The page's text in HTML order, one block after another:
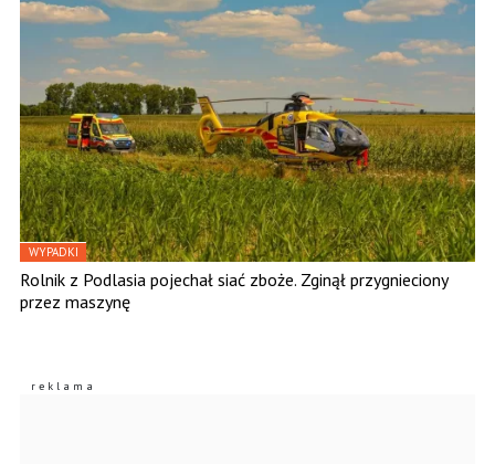
WYPADKI
Rolnik z Podlasia pojechał siać zboże. Zginął przygnieciony
przez maszynę